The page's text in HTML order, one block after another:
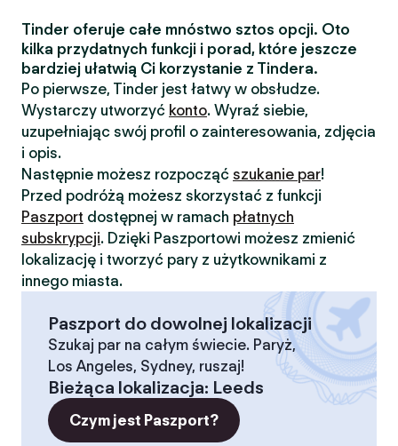
Tinder oferuje całe mnóstwo sztos opcji. Oto
kilka przydatnych funkcji i porad, które jeszcze
bardziej ułatwią Ci korzystanie z Tindera.
Po pierwsze, Tinder jest łatwy w obsłudze.
Wystarczy utworzyć konto. Wyraź siebie,
uzupełniając swój profil o zainteresowania, zdjęcia
i opis.
Następnie możesz rozpocząć szukanie par!
Przed podróżą możesz skorzystać z funkcji
Paszport dostępnej w ramach płatnych
subskrypcji. Dzięki Paszportowi możesz zmienić
lokalizację i tworzyć pary z użytkownikami z
innego miasta.
Paszport do dowolnej lokalizacji
Szukaj par na całym świecie. Paryż,
Los Angeles, Sydney, ruszaj!
Bieżąca lokalizacja: Leeds
Czym jest Paszport?